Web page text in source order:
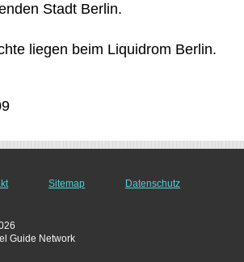
Stadt Berlin.
liegen beim Liquidrom Berlin.
Sitemap Datenschutz
Guide Network